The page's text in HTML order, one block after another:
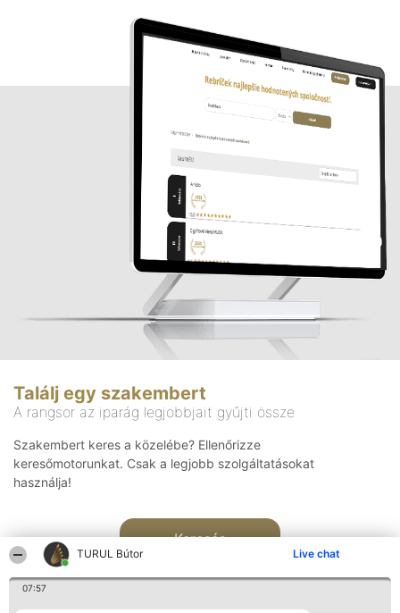
TURUL Bútor Live chat
07:57
Találj egy szakembert
A rangsor az iparág legjobbjait gyűjti össze
Szakembert keres a közelébe? Ellenőrizze
keresőmotorunkat. Csak a legjobb szolgáltatásokat
használja!
Keresés